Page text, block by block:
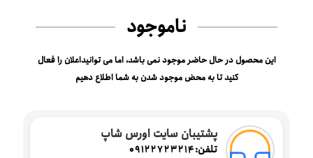
ناموجود
این محصول در حال حاضر موجود نمی باشد، اما می توانیداعلان را فعال
کنید تا به محض موجود شدن به شما اطلاع دهیم
پشتیبان سایت اورس شاپ
تلفن:09122723214